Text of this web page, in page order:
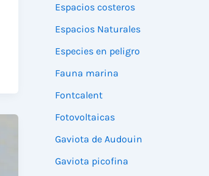
Espacios costeros
Espacios Naturales
Especies en peligro
Fauna marina
Fontcalent
Fotovoltaicas
Gaviota de Audouin
Gaviota picofina